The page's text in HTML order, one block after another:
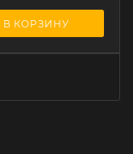
В КОРЗИНУ